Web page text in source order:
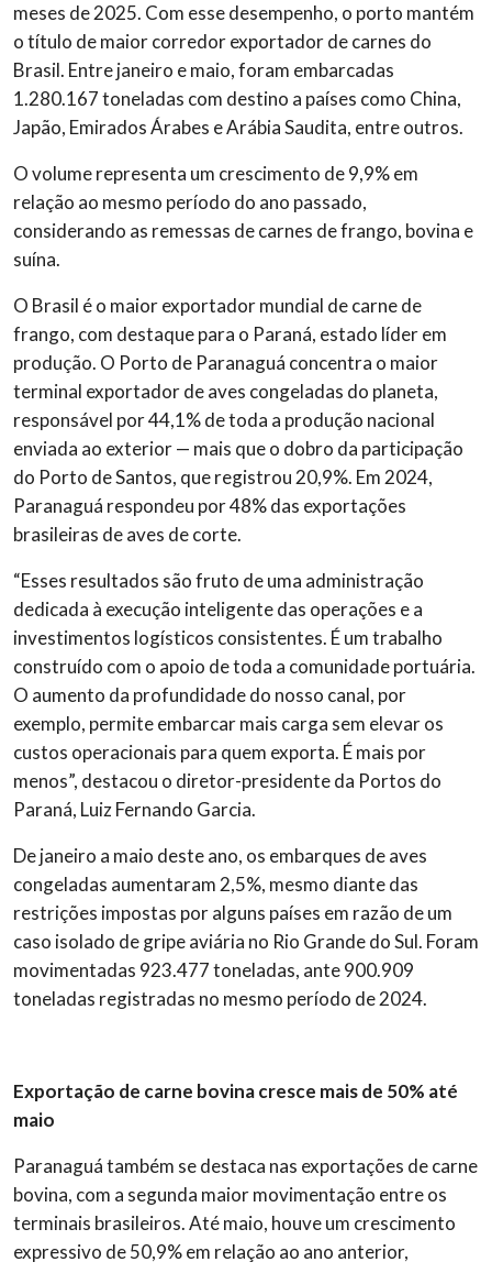
meses de 2025. Com esse desempenho, o porto mantém
o título de maior corredor exportador de carnes do
Brasil. Entre janeiro e maio, foram embarcadas
1.280.167 toneladas com destino a países como China,
Japão, Emirados Árabes e Arábia Saudita, entre outros.
O volume representa um crescimento de 9,9% em
relação ao mesmo período do ano passado,
considerando as remessas de carnes de frango, bovina e
suína.
O Brasil é o maior exportador mundial de carne de
frango, com destaque para o Paraná, estado líder em
produção. O Porto de Paranaguá concentra o maior
terminal exportador de aves congeladas do planeta,
responsável por 44,1% de toda a produção nacional
enviada ao exterior — mais que o dobro da participação
do Porto de Santos, que registrou 20,9%. Em 2024,
Paranaguá respondeu por 48% das exportações
brasileiras de aves de corte.
“Esses resultados são fruto de uma administração
dedicada à execução inteligente das operações e a
investimentos logísticos consistentes. É um trabalho
construído com o apoio de toda a comunidade portuária.
O aumento da profundidade do nosso canal, por
exemplo, permite embarcar mais carga sem elevar os
custos operacionais para quem exporta. É mais por
menos”, destacou o diretor-presidente da Portos do
Paraná, Luiz Fernando Garcia.
De janeiro a maio deste ano, os embarques de aves
congeladas aumentaram 2,5%, mesmo diante das
restrições impostas por alguns países em razão de um
caso isolado de gripe aviária no Rio Grande do Sul. Foram
movimentadas 923.477 toneladas, ante 900.909
toneladas registradas no mesmo período de 2024.
Exportação de carne bovina cresce mais de 50% até
maio
Paranaguá também se destaca nas exportações de carne
bovina, com a segunda maior movimentação entre os
terminais brasileiros. Até maio, houve um crescimento
expressivo de 50,9% em relação ao ano anterior,